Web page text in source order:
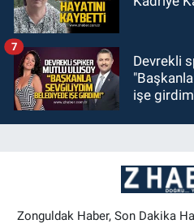
Devrekli
işe
7
Zonguldak Haber, Son Dakika